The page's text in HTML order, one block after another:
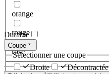
orange
rouge
rose
Durable
Coupe
Sélectionner une coupe
Droite
Décontractée